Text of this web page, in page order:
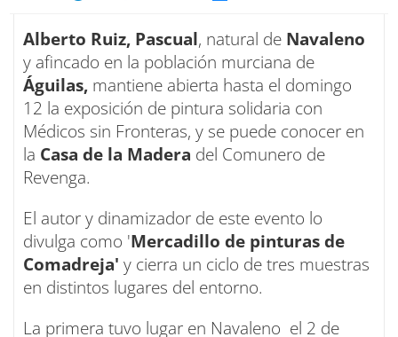
Alberto Ruiz, Pascual, natural de Navaleno
y afincado en la población murciana de
Águilas, mantiene abierta hasta el domingo
12 la exposición de pintura solidaria con
Médicos sin Fronteras, y se puede conocer en
la Casa de la Madera del Comunero de
Revenga.
El autor y dinamizador de este evento lo
divulga como 'Mercadillo de pinturas de
Comadreja' y cierra un ciclo de tres muestras
en distintos lugares del entorno.
La primera tuvo lugar en Navaleno el 2 de